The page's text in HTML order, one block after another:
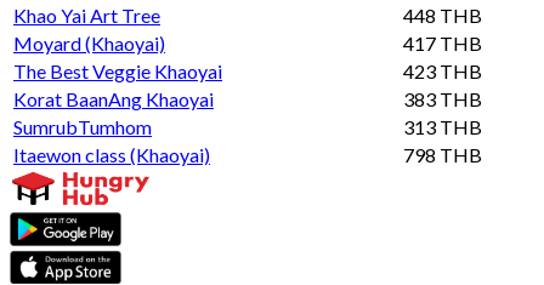
Khao Yai Art Tree
448 THB
Moyard (Khaoyai)
417 THB
The Best Veggie Khaoyai
423 THB
Korat BaanAng Khaoyai
383 THB
SumrubTumhom
313 THB
Itaewon class (Khaoyai)
798 THB